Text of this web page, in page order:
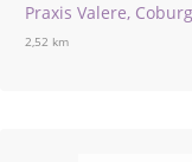
Praxis Valere, Coburg
2,52 km